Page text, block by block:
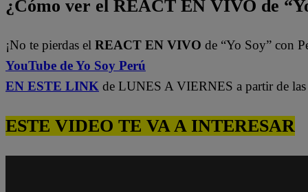
¿Cómo ver el REACT EN VIVO de
¡No te pierdas el REACT EN VIVO de “Yo Soy” con
YouTube de Yo Soy Perú
EN ESTE LINK de LUNES A VIERNES a partir de
ESTE VIDEO TE VA A INTERESAR